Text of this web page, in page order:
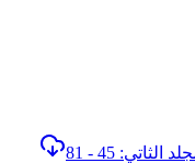
الثاتي: 45 - 81